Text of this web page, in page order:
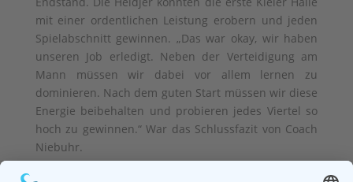
mit einer ordentlichen Leistung erobern und jeden
Spielabschnitt gewinnen. „Das war okay, wir haben
unseren Job erledigt. Neben der Verteidigung am
Mann müssen wir dabei vor allem lernen zu
dominieren. Nach dem guten Start müssen wir diese
Energie beibehalten und probieren jedes Viertel so
hoch zu gewinnen.“ War das Schlussfazit von Coach
Niebuhr.